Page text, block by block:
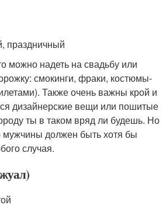
праздничный
можно надеть на свадьбу или
смокинги, фраки, костюмы-
Также очень важны крой и
дизайнерские вещи или пошитые
ты в таком вряд ли будешь. Но
мужчины должен быть хотя бы
случая.